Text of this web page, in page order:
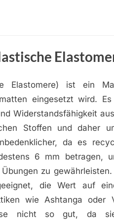
Elastomere) ist ein
eingesetzt wird.
Widerstandsfähigkeit
Stoffen und daher
da es
6 mm betragen,
zu
die Wert auf
wie Ashtanga oder
nicht so gut, da